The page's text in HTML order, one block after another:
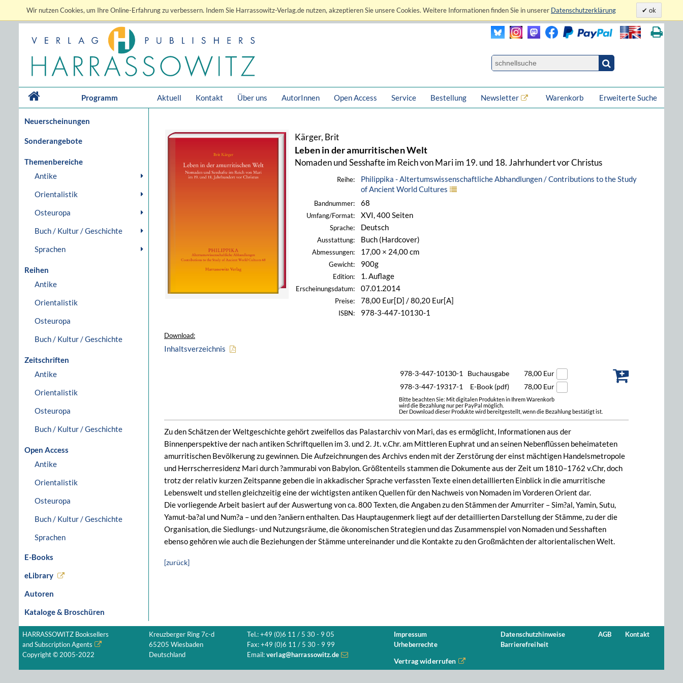
Wir nutzen Cookies, um Ihre Online-Erfahrung zu verbessern. Indem Sie Harrassowitz-Verlag.de nutzen, akzeptieren Sie unsere Cookies. Weitere Informationen finden Sie in unserer Datenschutzerklärung ok
Programm Aktuell Kontakt Über uns AutorInnen Open Access Service Bestellung Newsletter Erweiterte Suche
Warenkorb
Neuerscheinungen
Sonderangebote
Themenbereiche
Antike
Orientalistik
Osteuropa
Buch / Kultur / Geschichte
Sprachen
Reihen
Antike
Orientalistik
Osteuropa
Buch / Kultur / Geschichte
Zeitschriften
Antike
Orientalistik
Osteuropa
Buch / Kultur / Geschichte
Open Access
Antike
Orientalistik
Osteuropa
Buch / Kultur / Geschichte
Sprachen
E-Books
eLibrary
Autoren
Kataloge & Broschüren
Kärger, Brit
Leben in der amurritischen Welt
Nomaden und Sesshafte im Reich von Mari im 19. und 18. Jahrhundert vor Christus
Reihe:
Philippika - Altertumswissenschaftliche Abhandlungen / Contributions to the Study
of Ancient World Cultures
Bandnummer: 68
Umfang/Format: XVI, 400 Seiten
Sprache: Deutsch
Ausstattung: Buch (Hardcover)
Abmessungen: 17,00 × 24,00 cm
Gewicht: 900g
Edition: 1. Auflage
Erscheinungsdatum: 07.01.2014
Preise: 78,00 Eur[D] / 80,20 Eur[A]
ISBN: 978-3-447-10130-1
Download:
Inhaltsverzeichnis
978-3-447-10130-1 Buchausgabe
78,00 Eur
978-3-447-19317-1
E-Book (pdf) 78,00 Eur
Bitte beachten Sie: Mit digitalen Produkten in Ihrem Warenkorb
wird die Bezahlung nur per PayPal möglich.
Der Download dieser Produkte wird bereitgestellt, wenn die Bezahlung bestätigt ist.
Zu den Schätzen der Weltgeschichte gehört zweifellos das Palastarchiv von Mari, das es ermöglicht, Informationen aus der
Binnenperspektive der nach antiken Schriftquellen im 3. und 2. Jt. v.Chr. am Mittleren Euphrat und an seinen Nebenflüssen beheimateten
amurritischen Bevölkerung zu gewinnen. Die Aufzeichnungen des Archivs enden mit der Zerstörung der einst mächtigen Handelsmetropole
und Herrscherresidenz Mari durch ?ammurabi von Babylon. Größtenteils stammen die Dokumente aus der Zeit um 1810–1762 v.Chr, doch
trotz der relativ kurzen Zeitspanne geben die in akkadischer Sprache verfassten Texte einen detaillierten Einblick in die amurritische
Lebenswelt und stellen gleichzeitig eine der wichtigsten antiken Quellen für den Nachweis von Nomaden im Vorderen Orient dar.
Die vorliegende Arbeit basiert auf der Auswertung von ca. 800 Texten, die Angaben zu den Stämmen der Amurriter – Sim?al, Yamin, Sutu,
Yamut-ba?al und Num?a – und den ?anäern enthalten. Das Hauptaugenmerk liegt auf der detaillierten Darstellung der Stämme, zu der die
Organisation, die Siedlungs- und Nutzungsräume, die ökonomischen Strategien und das Zusammenspiel von Nomaden und Sesshaften
ebenso gehören wie auch die Beziehungen der Stämme untereinander und die Kontakte zu den Großmächten der altorientalischen Welt.
[zurück]
HARRASSOWITZ Booksellers
and Subscription Agents
Copyright © 2005-2022
Kreuzberger Ring 7c-d
65205 Wiesbaden
Deutschland
Tel.: +49 (0)6 11 / 5 30 - 9 05
Fax: +49 (0)6 11 / 5 30 - 9 99
Email: verlag@harrassowitz.de
Impressum
Urheberrechte
Datenschutzhinweise
Barrierefreiheit
AGB Kontakt
Vertrag widerrufen